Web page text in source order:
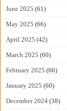
June 2025 (61)
May 2025 (66)
April 2025 (42)
March 2025 (60)
February 2025 (66)
January 2025 (60)
December 2024 (38)